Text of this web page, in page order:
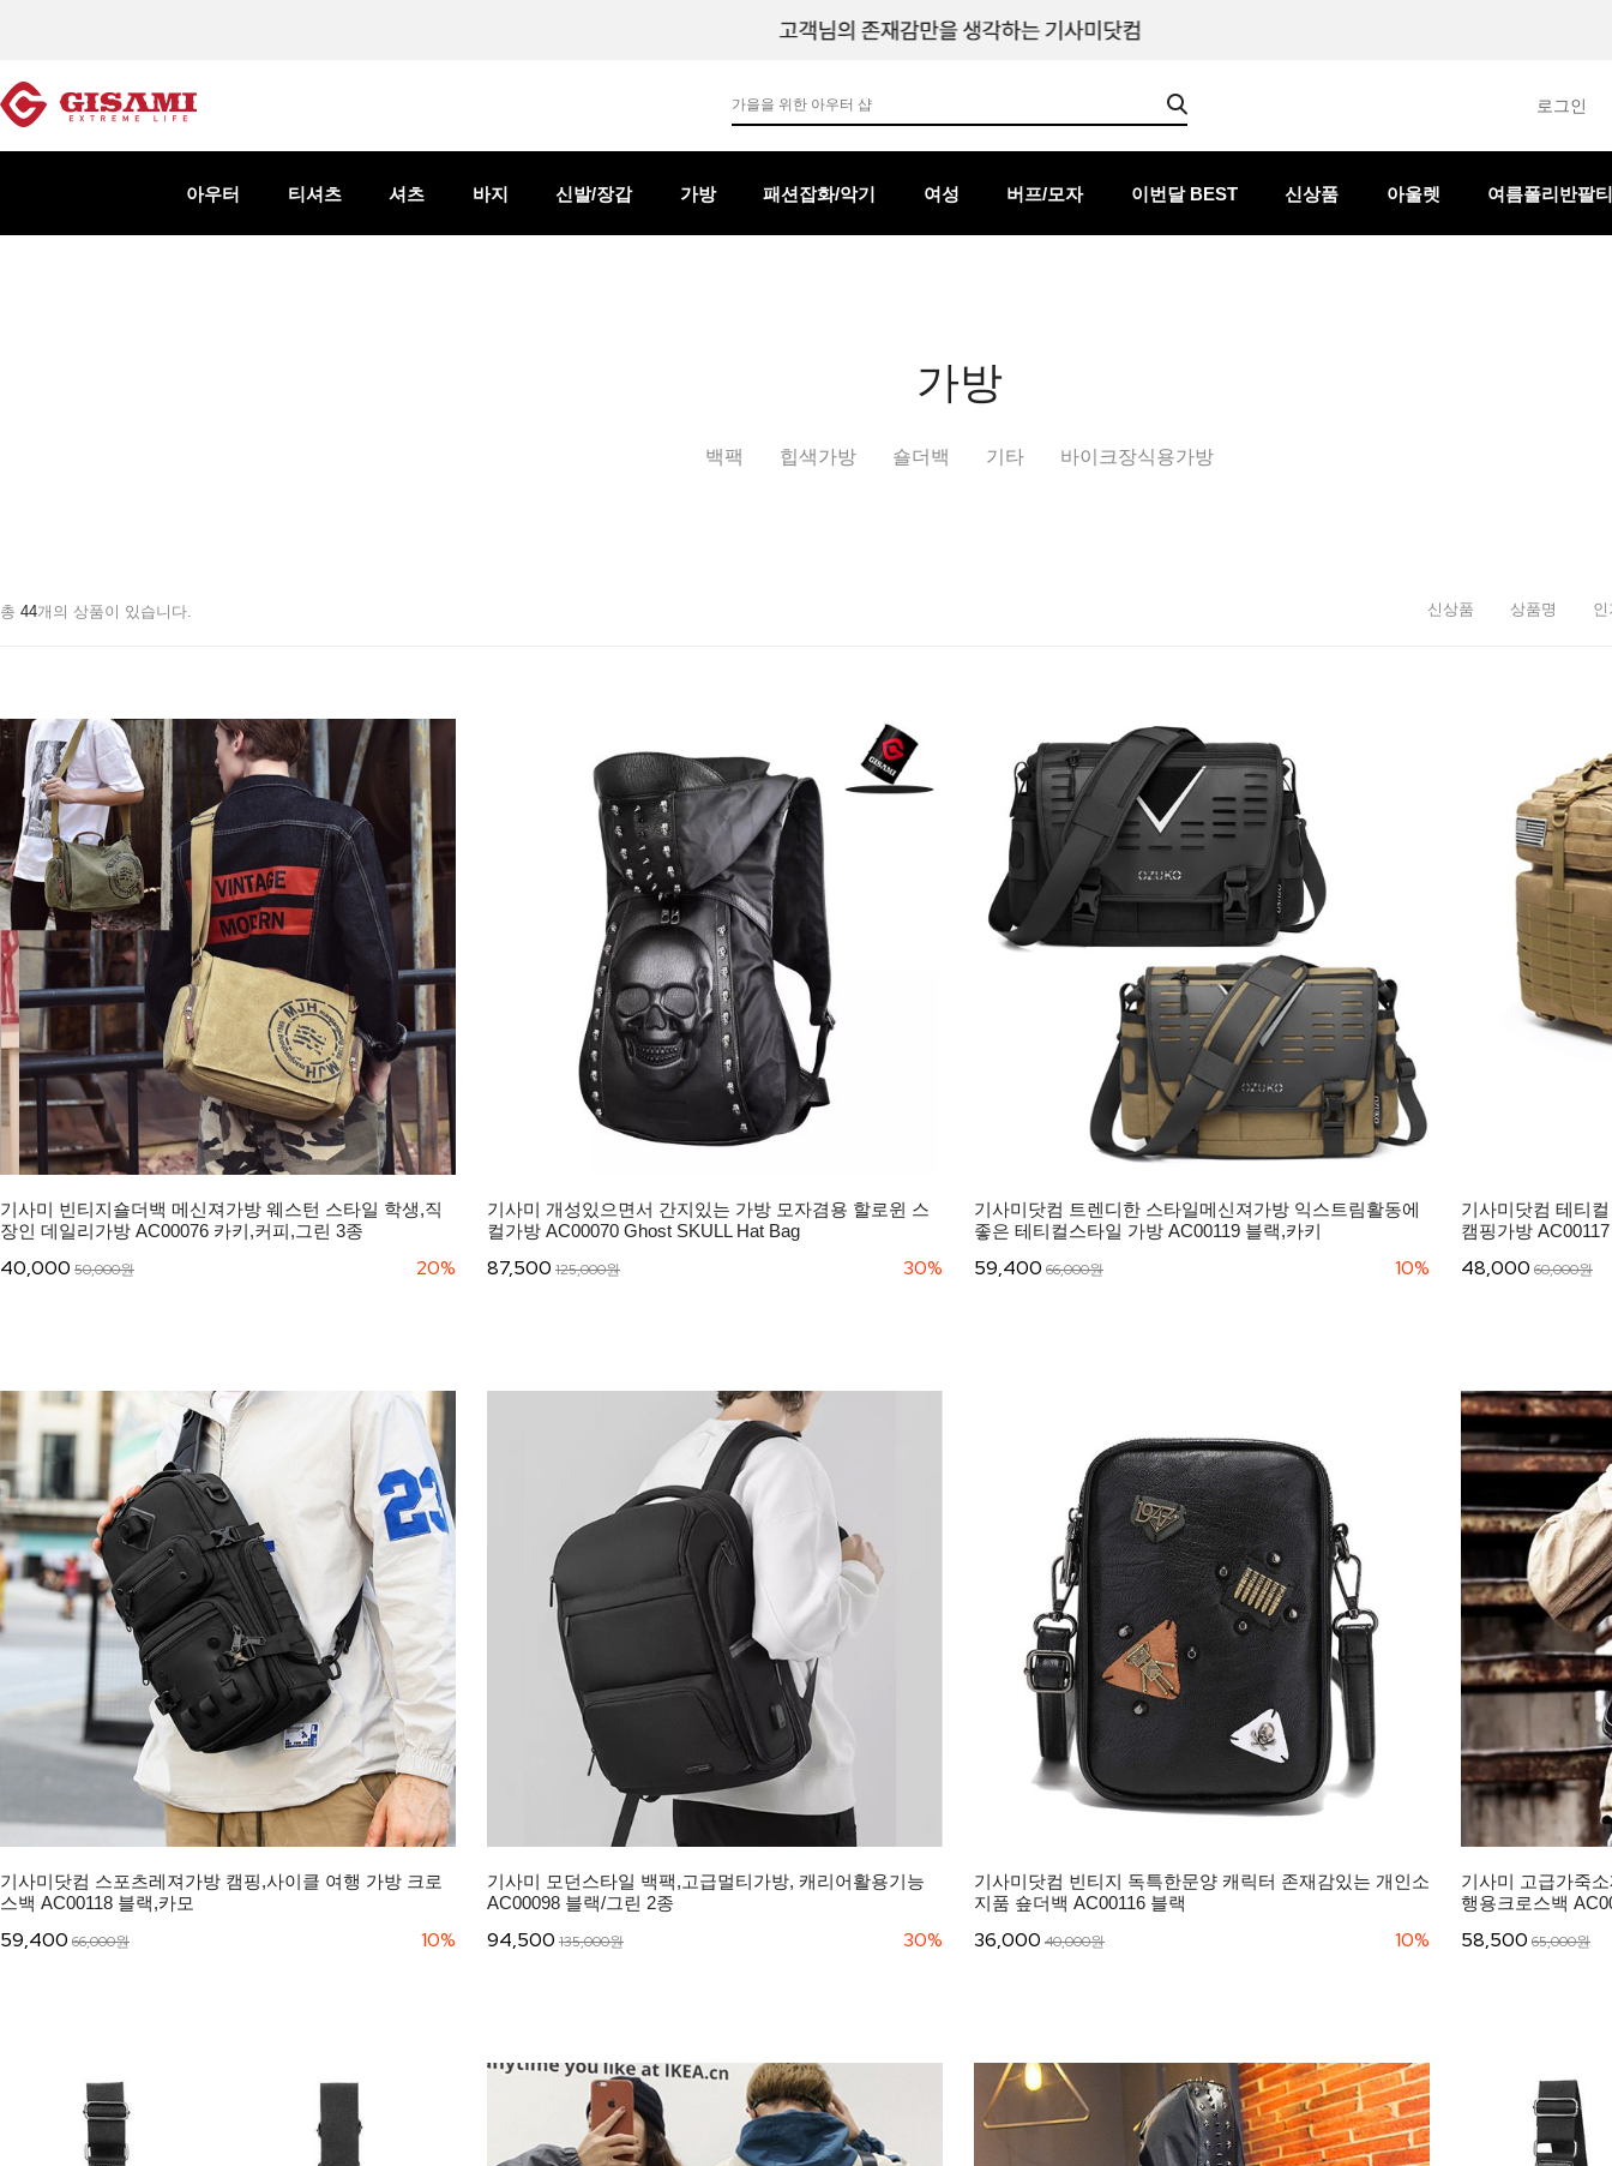
로그인
아우터 티셔츠 셔츠 바지 신발/장갑 가방 패션잡화/악기 여성 버프/모자 이번달 BEST 신상품 아울렛 여름폴리반팔
가방
백팩 힙색가방 숄더백 기타 바이크장식용가방
총 44개의 상품이 있습니다. 신상품 상품명 인
기사미 빈티지숄더백 메신져가방 웨스턴 스타일 학생,직
장인 데일리가방 AC00076 카키,커피,그린 3종
40,000 50,000원 20%
기사미 개성있으면서 간지있는 가방 모자겸용 할로윈 스
컬가방 AC00070 Ghost SKULL Hat Bag
87,500 125,000원 30%
기사미닷컴 트렌디한 스타일메신져가방 익스트림활동에
좋은 테티컬스타일 가방 AC00119 블랙,카키
59,400 66,000원 10%
기사미닷컴 테티
캠핑가방
48,000 60,000원
기사미닷컴 스포츠레져가방 캠핑,사이클 여행 가방 크로
스백 AC00118 블랙,카모
59,400 66,000원 10%
기사미 모던스타일 백팩,고급멀티가방, 캐리어활용기능
AC00098 블랙/그린 2종
94,500 135,000원 30%
기사미닷컴 빈티지 독특한문양 캐릭터 존재감있는 개인소
지품 숖더백 AC00116 블랙
36,000 40,000원 10%
기사미 고급가죽
행용크로스백
58,500 65,000원